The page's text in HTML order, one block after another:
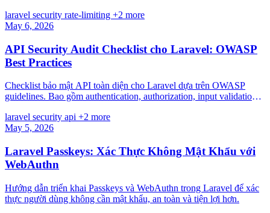
laravel security rate-limiting +2 more
May 6, 2026
API Security Audit Checklist cho Laravel: OWASP
Best Practices
Checklist bảo mật API toàn diện cho Laravel dựa trên OWASP
guidelines. Bao gồm authentication, authorization, input validation,
laravel security api +2 more
May 5, 2026
Laravel Passkeys: Xác Thực Không Mật Khẩu với
WebAuthn
Hướng dẫn triển khai Passkeys và WebAuthn trong Laravel để xác
thực người dùng không cần mật khẩu, an toàn và tiện lợi hơn.